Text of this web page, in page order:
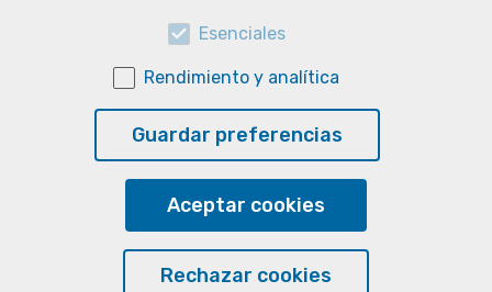
Esenciales
Rendimiento y analítica
Guardar preferencias
Aceptar cookies
Rechazar cookies